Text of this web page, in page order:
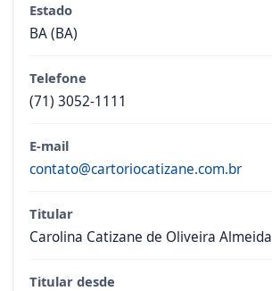
Estado
BA (BA)
Telefone
(71) 3052-1111
E-mail
contato@cartoriocatizane.com.br
Titular
Carolina Catizane de Oliveira Almeida
Titular desde